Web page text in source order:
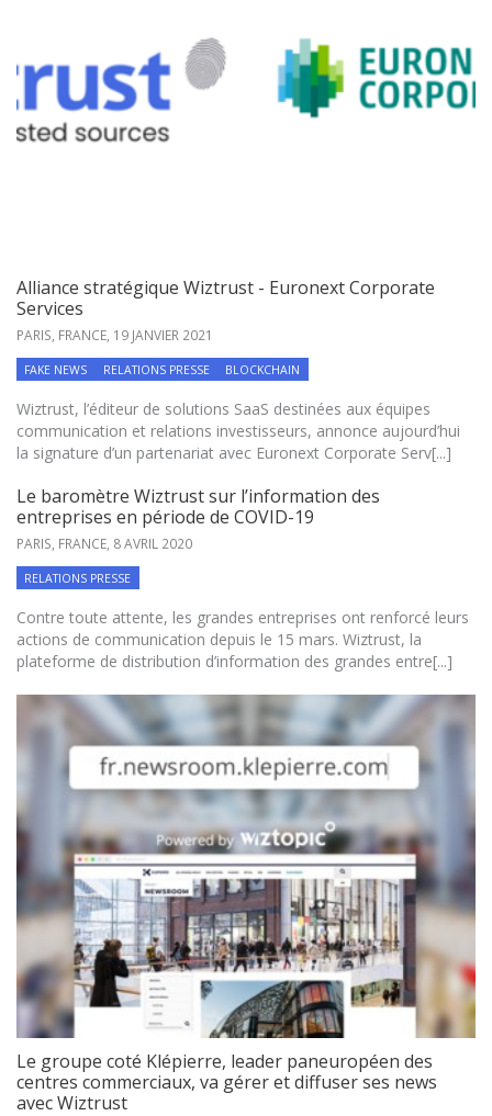
Alliance stratégique Wiztrust - Euronext Corporate
Services
PARIS, FRANCE, 19 JANVIER 2021
FAKE NEWS RELATIONS PRESSE BLOCKCHAIN
Wiztrust, l’éditeur de solutions SaaS destinées aux équipes
communication et relations investisseurs, annonce aujourd’hui
la signature d’un partenariat avec Euronext Corporate Serv[...]
Le baromètre Wiztrust sur l’information des
entreprises en période de COVID-19
PARIS, FRANCE, 8 AVRIL 2020
RELATIONS PRESSE
Contre toute attente, les grandes entreprises ont renforcé leurs
actions de communication depuis le 15 mars. Wiztrust, la
plateforme de distribution d’information des grandes entre[...]
Le groupe coté Klépierre, leader paneuropéen des
centres commerciaux, va gérer et diffuser ses news
avec Wiztrust